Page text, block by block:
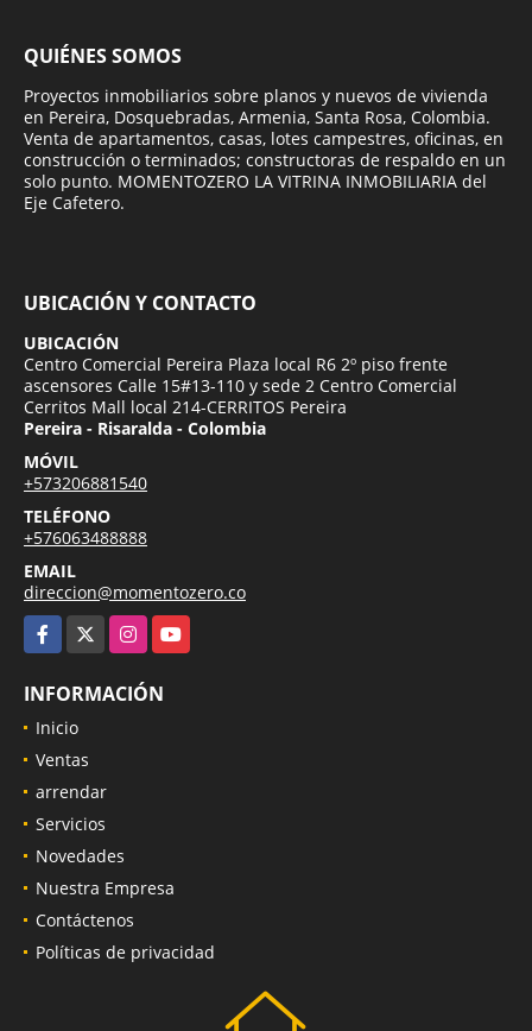
QUIÉNES SOMOS
Proyectos inmobiliarios sobre planos y nuevos de vivienda
en Pereira, Dosquebradas, Armenia, Santa Rosa, Colombia.
Venta de apartamentos, casas, lotes campestres, oficinas, en
construcción o terminados; constructoras de respaldo en un
solo punto. MOMENTOZERO LA VITRINA INMOBILIARIA del
Eje Cafetero.
UBICACIÓN Y CONTACTO
UBICACIÓN
Centro Comercial Pereira Plaza local R6 2º piso frente
ascensores Calle 15#13-110 y sede 2 Centro Comercial
Cerritos Mall local 214-CERRITOS Pereira
Pereira - Risaralda - Colombia
MÓVIL
+573206881540
TELÉFONO
+576063488888
EMAIL
direccion@momentozero.co
Facebook
InstagramYouTube
INFORMACIÓN
Inicio
Ventas
arrendar
Servicios
Novedades
Nuestra Empresa
Contáctenos
Políticas de privacidad